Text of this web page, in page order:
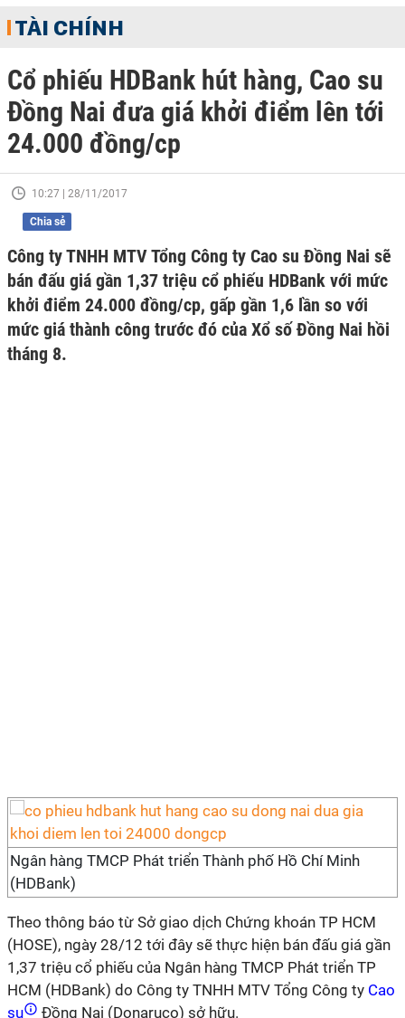
TÀI CHÍNH
Cổ phiếu HDBank hút hàng, Cao su
Đồng Nai đưa giá khởi điểm lên tới
24.000 đồng/cp
10:27 | 28/11/2017
Chia sẻ
Công ty TNHH MTV Tổng Công ty Cao su Đồng Nai sẽ
bán đấu giá gần 1,37 triệu cổ phiếu HDBank với mức
khởi điểm 24.000 đồng/cp, gấp gần 1,6 lần so với
mức giá thành công trước đó của Xổ số Đồng Nai hồi
tháng 8.
Ngân hàng TMCP Phát triển Thành phố Hồ Chí Minh
(HDBank)
Theo thông báo từ Sở giao dịch Chứng khoán TP HCM
(HOSE), ngày 28/12 tới đây sẽ thực hiện bán đấu giá gần
1,37 triệu cổ phiếu của Ngân hàng TMCP Phát triển TP
HCM (HDBank) do Công ty TNHH MTV Tổng Công ty Cao
su
Đồng Nai (Donaruco) sở hữu.